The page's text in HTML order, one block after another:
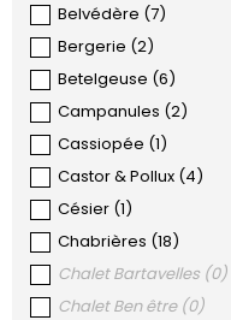
Belvédère (7)
Bergerie (2)
Betelgeuse (6)
Campanules (2)
Cassiopée (1)
Castor & Pollux (4)
Césier (1)
Chabrières (18)
Chalet Bartavelles (0)
Chalet Ben être (0)